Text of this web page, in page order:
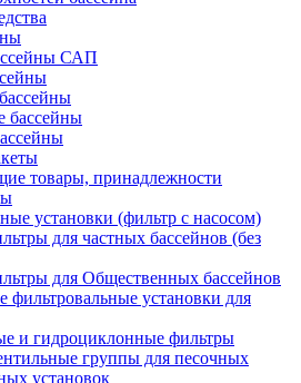
САП
бассейны
товары, принадлежности
установки (фильтр с насосом)
для частных бассейнов (без
для Общественных бассейнов
фильтровальные установки для
и гидроциклонные фильтры
группы для песочных
установок